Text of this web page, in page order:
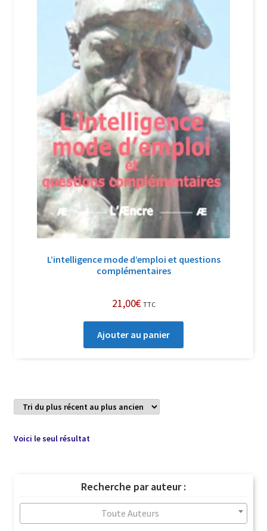
Login Customizer
Nous Contacter
Politique de confidentialité et cookies
Qui sommes-nous ?
Soutien à Philippe Randa
Suivi de la Commande
L’intelligence mode d’emploi et questions
complémentaires
21,00€ TTC
Ajouter au panier
Voici le seul résultat
Recherche par auteur :
Toute Auteurs